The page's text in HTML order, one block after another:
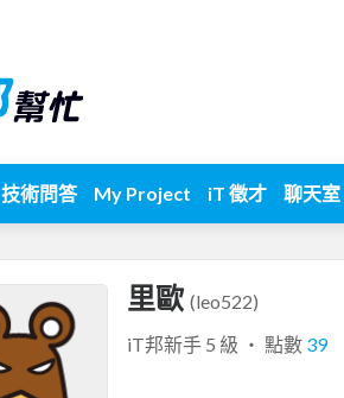
技術問答 My Project iT 徵才 聊天室
里歐 (leo522)
iT邦新手 5 級 ‧ 點數 39